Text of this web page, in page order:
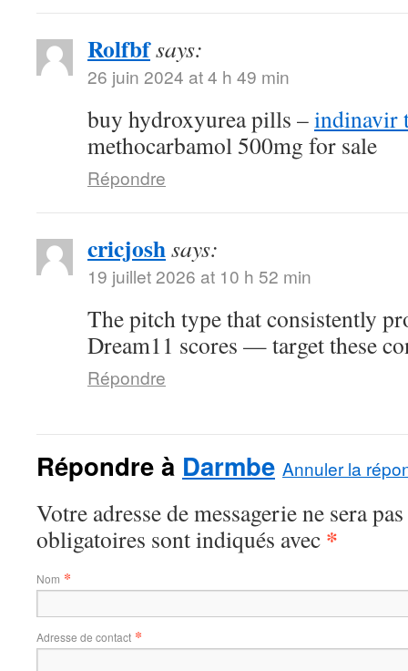
Rolfbfsays:
26 juin 2024 at 4 h 49 min
buy hydroxyurea pills –indinavir
methocarbamol 500mg for sale
Répondre
cricjoshsays:
19 juillet 2026 at 10 h 52 min
The pitch type that consistently
Dream11 scores — target these
Répondre
Répondre à Darmbe Annuler la
Votre adresse de messagerie ne sera
obligatoires sont indiqués avec *
Nom *
Adresse de contact *